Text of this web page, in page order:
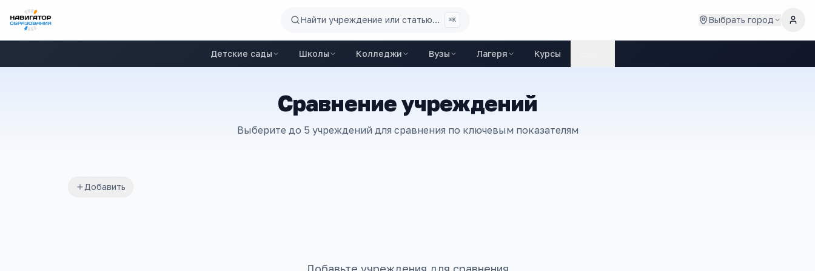
Найти учреждение или статью... ⌘K Выбрать город
Детские сады Школы Колледжи Вузы Лагеря Курсы
Сравнение учреждений
Выберите до 5 учреждений для сравнения по ключевым показателям
Добавить